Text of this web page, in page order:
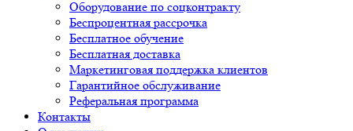
Оборудование по соцконтракту
Беспроцентная рассрочка
Бесплатное обучение
Бесплатная доставка
Маркетинговая поддержка клиентов
Гарантийное обслуживание
Реферальная программа
Контакты